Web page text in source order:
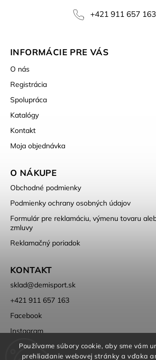
Používame súbory cookie, aby sme vám
prehliadanie webovej stránky a vďaka
+421 911 657 163
INFORMÁCIE PRE VÁS
O nás
Registrácia
Spolupráca
Katalógy
Kontakt
Moja objednávka
O NÁKUPE
Obchodné podmienky
Podmienky ochrany osobných údajov
Formulár pre reklamáciu, výmenu tovaru
zmluvy
Reklamačný poriadok
KONTAKT
sklad@demisport.sk
+421 911 657 163
Facebook
Instagram